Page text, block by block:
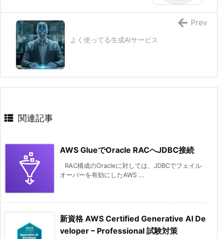
よく使ってる生成AIサービス
Prev
関連記事
AWS GlueでOracle RACへJDBC接続
RAC構成のOracleに対しては、JDBCでフェイル
オーバーを有効にしたAWS ...
新資格 AWS Certified Generative AI De
veloper – Professional 試験対策